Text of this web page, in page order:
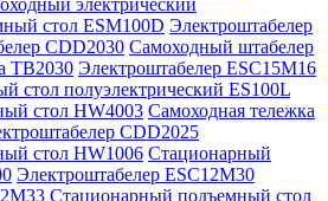
электрический
стол ESM100D Электроштабелер
CDD2030 Самоходный штабелер
TB2030 Электроштабелер ESC15M16
стол полуэлектрический ES100L
стол HW4003 Самоходная тележка
CDD2025
стол HW1006 Стационарный
Электроштабелер ESC12M30
Стационарный подъемный стол